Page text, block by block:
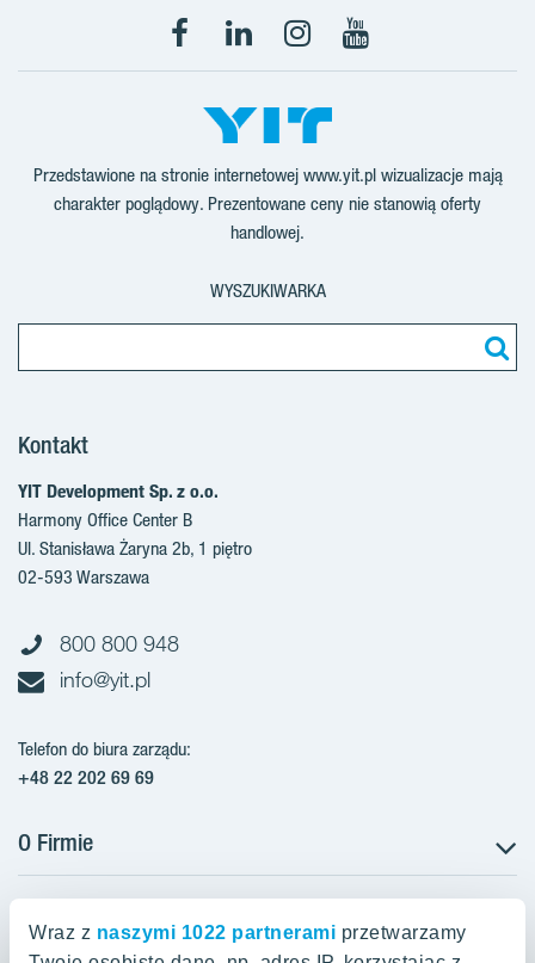
Wraz z naszymi 1022 partnerami przetwarzamy
Facebook
LinkedInInstagram
YouTube
Przedstawione na stronie internetowej www.yit.pl wizualizacje mają
charakter poglądowy. Prezentowane ceny nie stanowią oferty
handlowej.
WYSZUKIWARKA
Kontakt
YIT Development Sp. z o.o.
Harmony Office Center B
Ul. Stanisława Żaryna 2b, 1 piętro
02-593 Warszawa
800 800 948
info@yit.pl
Telefon do biura zarządu:
+48 22 202 69 69
O Firmie
Projekty w przygotowaniu
Projekty zrealizowane
Projekty w Polsce